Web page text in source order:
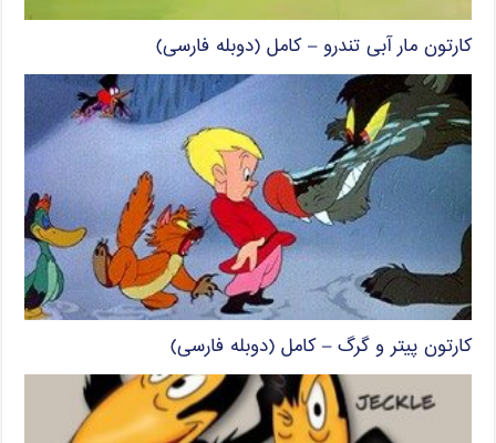
کارتون مار آبی تندرو – کامل (دوبله فارسی)
کارتون پیتر و گرگ – کامل (دوبله فارسی)